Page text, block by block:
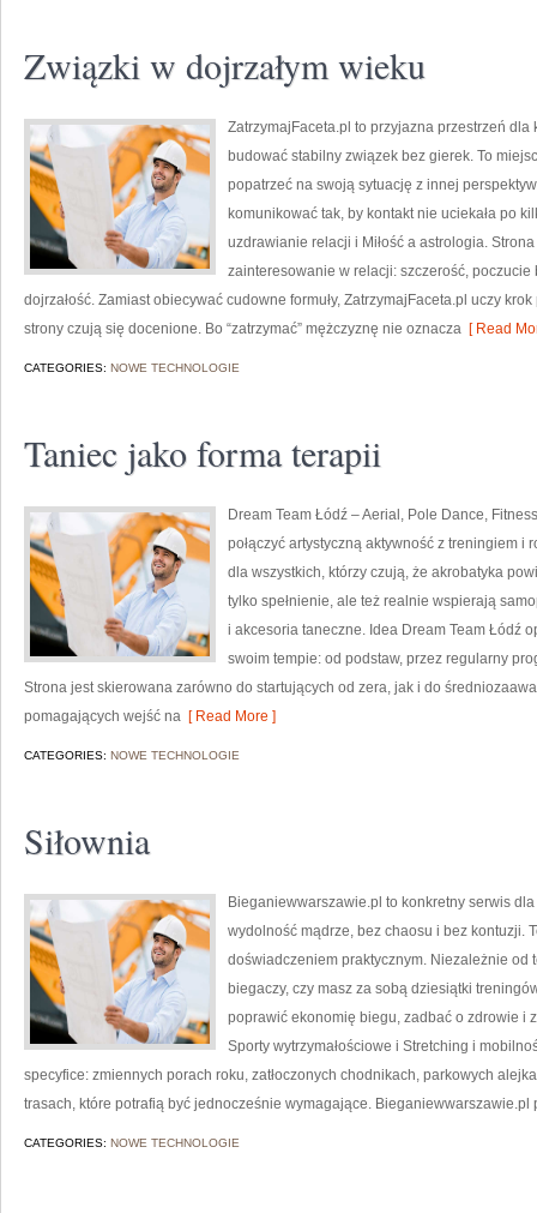
Związki w dojrzałym wieku
ZatrzymajFaceta.pl to przyjazna przestrzeń dla
budować stabilny związek bez gierek. To
popatrzeć na swoją sytuację z innej
komunikować tak, by kontakt nie uciekała po
uzdrawianie relacji i Miłość a astrologia.
zainteresowanie w relacji: szczerość,
dojrzałość. Zamiast obiecywać cudowne formuły, ZatrzymajFaceta.pl uczy
strony czują się docenione. Bo “zatrzymać” mężczyznę nie oznacza [ Read
CATEGORIES: NOWE TECHNOLOGIE
Taniec jako forma terapii
Dream Team Łódź – Aerial, Pole Dance,
połączyć artystyczną aktywność z treningiem
dla wszystkich, którzy czują, że akrobatyka
tylko spełnienie, ale też realnie wspierają
i akcesoria taneczne. Idea Dream Team Łódź
swoim tempie: od podstaw, przez regularny
Strona jest skierowana zarówno do startujących od zera, jak i do
pomagających wejść na [ Read More ]
CATEGORIES: NOWE TECHNOLOGIE
Siłownia
Bieganiewwarszawie.pl to konkretny serwis
wydolność mądrze, bez chaosu i bez kontuzji.
doświadczeniem praktycznym. Niezależnie od
biegaczy, czy masz za sobą dziesiątki
poprawić ekonomię biegu, zadbać o zdrowie i
Sporty wytrzymałościowe i Stretching i
specyfice: zmiennych porach roku, zatłoczonych chodnikach, parkowych
trasach, które potrafią być jednocześnie wymagające. Bieganiewwarszawie.pl
CATEGORIES: NOWE TECHNOLOGIE